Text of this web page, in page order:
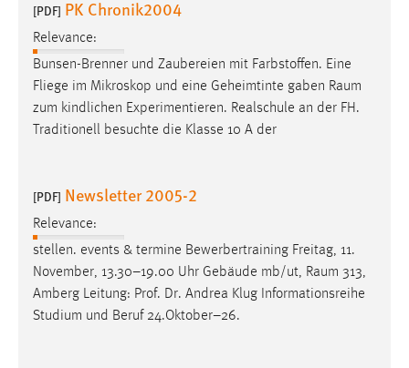
[PDF] PK Chronik2004
Relevance:
Bunsen-Brenner und Zaubereien mit Farbstoffen. Eine
Fliege im Mikroskop und eine Geheimtinte gaben Raum
zum kindlichen Experimentieren. Realschule an der FH.
Traditionell besuchte die Klasse 10 A der
[PDF] Newsletter 2005-2
Relevance:
stellen. events & termine Bewerbertraining Freitag, 11.
November, 13.30–19.00 Uhr Gebäude mb/ut, Raum 313,
Amberg Leitung: Prof. Dr. Andrea Klug Informationsreihe
Studium und Beruf 24.Oktober–26.